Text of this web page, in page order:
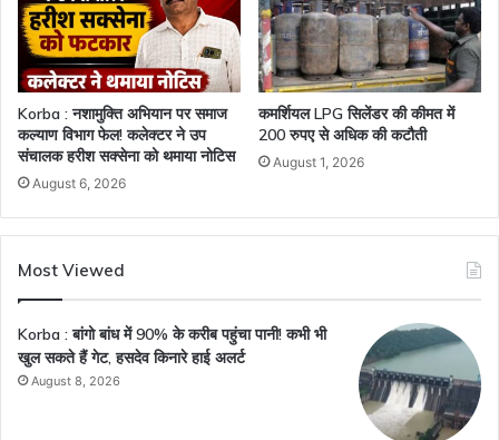
Korba : नशामुक्ति अभियान पर समाज
कल्याण विभाग फेल! कलेक्टर ने उप
संचालक हरीश सक्सेना को थमाया नोटिस
August 6, 2026
कमर्शियल LPG सिलेंडर की कीमत में
200 रुपए से अधिक की कटौती
August 1, 2026
Most Viewed
Korba : बांगो बांध में 90% के करीब पहुंचा पानी! कभी भी
खुल सकते हैं गेट, हसदेव किनारे हाई अलर्ट
August 8, 2026